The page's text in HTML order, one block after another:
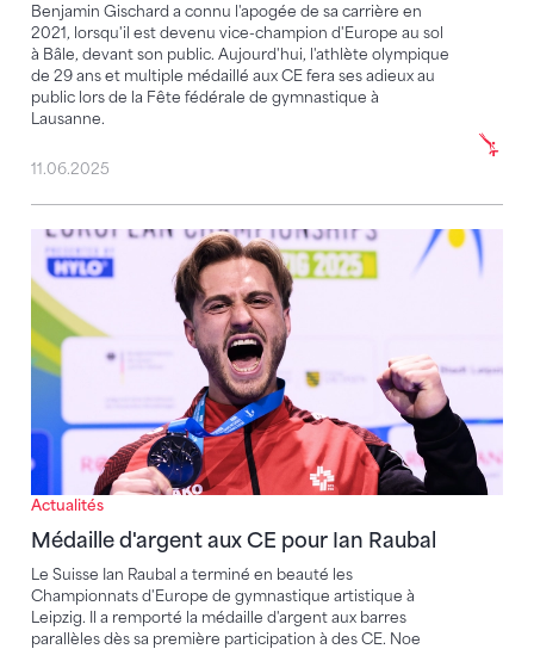
Benjamin Gischard a connu l'apogée de sa carrière en
2021, lorsqu'il est devenu vice-champion d'Europe au sol
à Bâle, devant son public. Aujourd'hui, l'athlète olympique
de 29 ans et multiple médaillé aux CE fera ses adieux au
public lors de la Fête fédérale de gymnastique à
Lausanne.
11.06.2025
Actualités
Médaille d'argent aux CE pour Ian Raubal
Le Suisse Ian Raubal a terminé en beauté les
Championnats d'Europe de gymnastique artistique à
Leipzig. Il a remporté la médaille d'argent aux barres
parallèles dès sa première participation à des CE. Noe
Médaille d'argent aux CE pour Ian Raubal